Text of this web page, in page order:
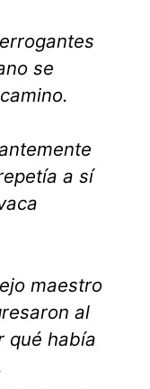
se
a sí
maestro
al
qué había